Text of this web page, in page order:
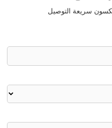
سريعة التوصيل